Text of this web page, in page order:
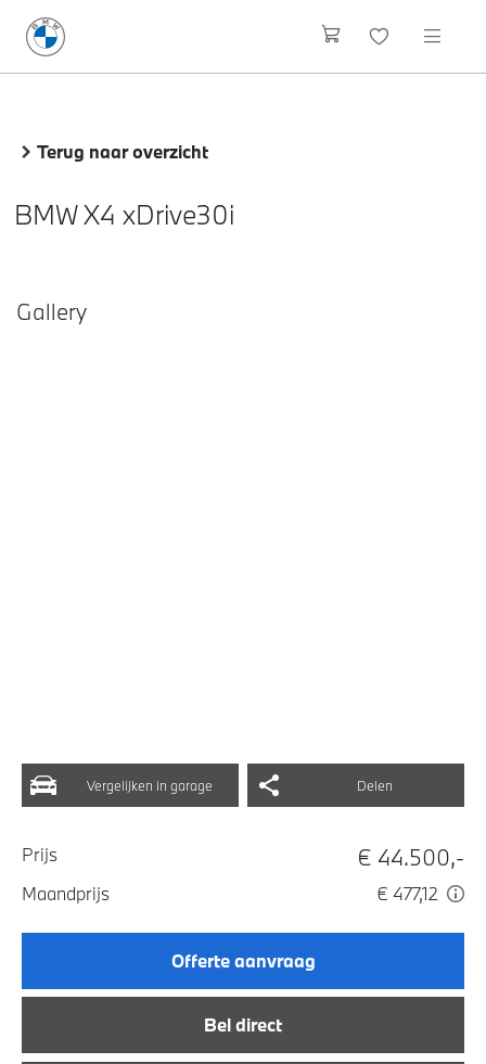
Terug naar overzicht
BMW X4 xDrive30i
Vergelijken in garage Delen
Prijs € 44.500,-
Maandprijs € 477,12
Offerte aanvraag
Bel direct
Gallery